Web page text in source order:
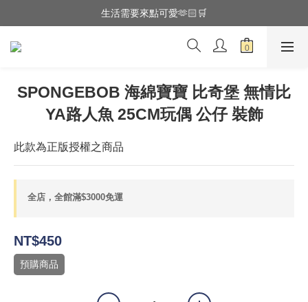
全館滿$3000享『超商』免運費
生活需要來點可愛🫶🏻🛒
全館滿$3000享『超商』免運費
SPONGEBOB 海綿寶寶 比奇堡 無情比
YA路人魚 25CM玩偶 公仔 裝飾
此款為正版授權之商品
全店，全館滿$3000免運
NT$450
預購商品